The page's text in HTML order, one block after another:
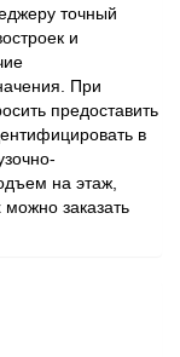
точный
и
При
предоставить
в
на этаж,
можно заказать